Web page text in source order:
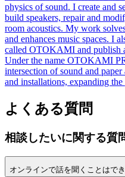
physics of sound. I create and
build speakers, repair and
room acoustics. My work
and enhances music spaces. I
called OTOKAMI and
Under the name OTOKAMI
intersection of sound and
and installations, expanding
よくある質問
相談したいに関する質
オンラインで話を聞くことはで